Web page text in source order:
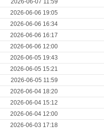
2026-06-07 11:59
2026-06-06 19:05
2026-06-06 16:34
2026-06-06 16:17
2026-06-06 12:00
2026-06-05 19:43
2026-06-05 15:21
2026-06-05 11:59
2026-06-04 18:20
2026-06-04 15:12
2026-06-04 12:00
2026-06-03 17:18